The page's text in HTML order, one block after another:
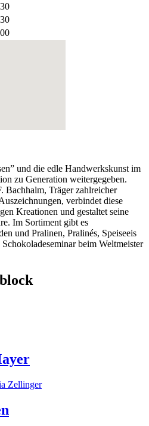
und die edle Handwerkskunst im
zu Generation weitergegeben.
Bachhalm, Träger zahlreicher
verbindet diese
Kreationen und gestaltet seine
Im Sortiment gibt es
und Pralinen, Pralinés, Speiseeis
beim Weltmeister